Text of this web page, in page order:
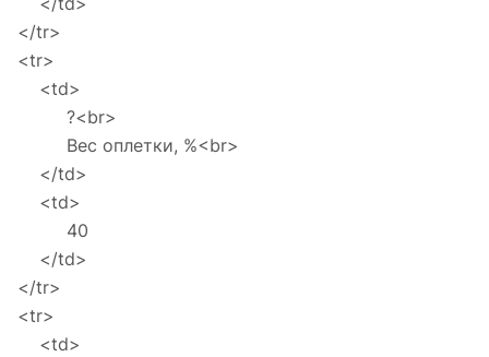
</tr>
<tr>
<td>
?<br>
Вес оплетки, %<br>
</td>
<td>
40
</td>
</tr>
<tr>
<td>